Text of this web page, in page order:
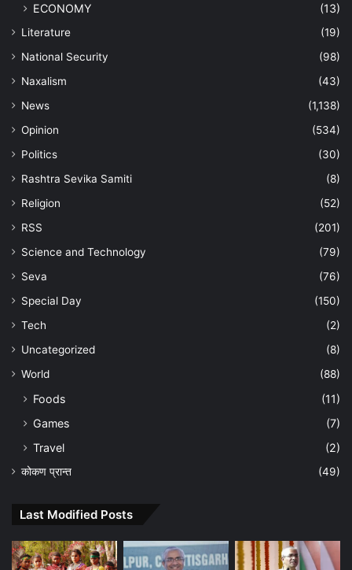
ECONOMY (13)
Literature
(19)
National Security
(98)
Naxalism
(43)
News
(1,138)
Opinion
(534)
Politics
(30)
Rashtra Sevika Samiti
(8)
Religion
(52)
RSS
(201)
Science and Technology
(79)
Seva
(76)
Special Day
(150)
Tech
(2)
Uncategorized
(8)
World
(88)
Foods
(11)
Games
(7)
Travel
(2)
कोकण प्रान्त (49)
Last Modified Posts